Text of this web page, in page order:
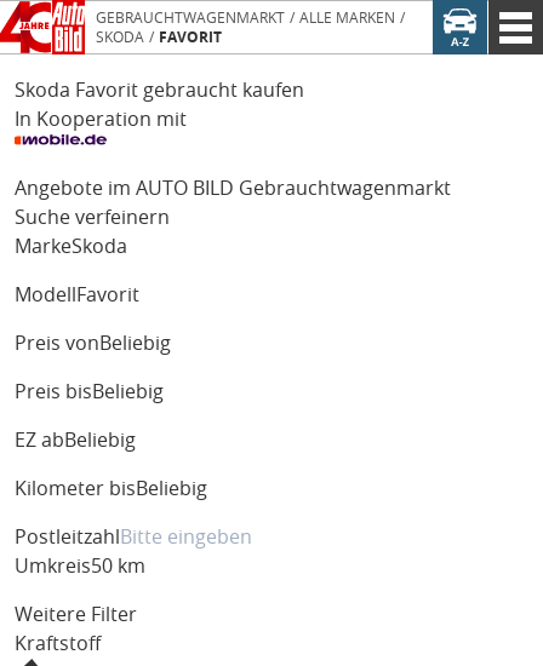
GEBRAUCHTWAGENMARKT
ALLE MARKEN
SKODA
FAVORIT
Skoda Favorit gebraucht kaufen
In Kooperation mit
Angebote im AUTO BILD Gebrauchtwagenmarkt
Suche verfeinern
MarkeSkoda
Modell Favorit
Preis von Beliebig
Preis bis Beliebig
EZ ab Beliebig
Kilometer bis Beliebig
Postleitzahl
Umkreis50 km
Weitere Filter
Kraftstoff